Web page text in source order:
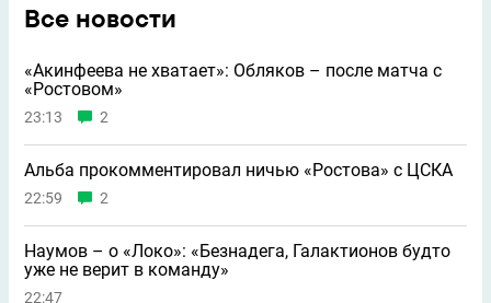
Все новости
«Акинфеева не хватает»: Обляков – после матча с
«Ростовом»
23:13 2
Альба прокомментировал ничью «Ростова» с ЦСКА
22:59 2
Наумов – о «Локо»: «Безнадега, Галактионов будто
уже не верит в команду»
22:47